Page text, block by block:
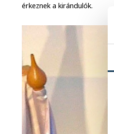
érkeznek a kirándulók.